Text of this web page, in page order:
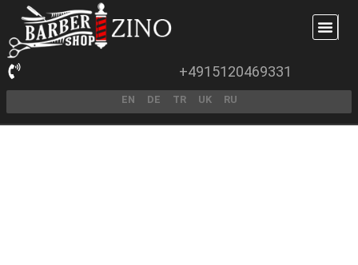
+4915120469331
EN DE TR UK RU